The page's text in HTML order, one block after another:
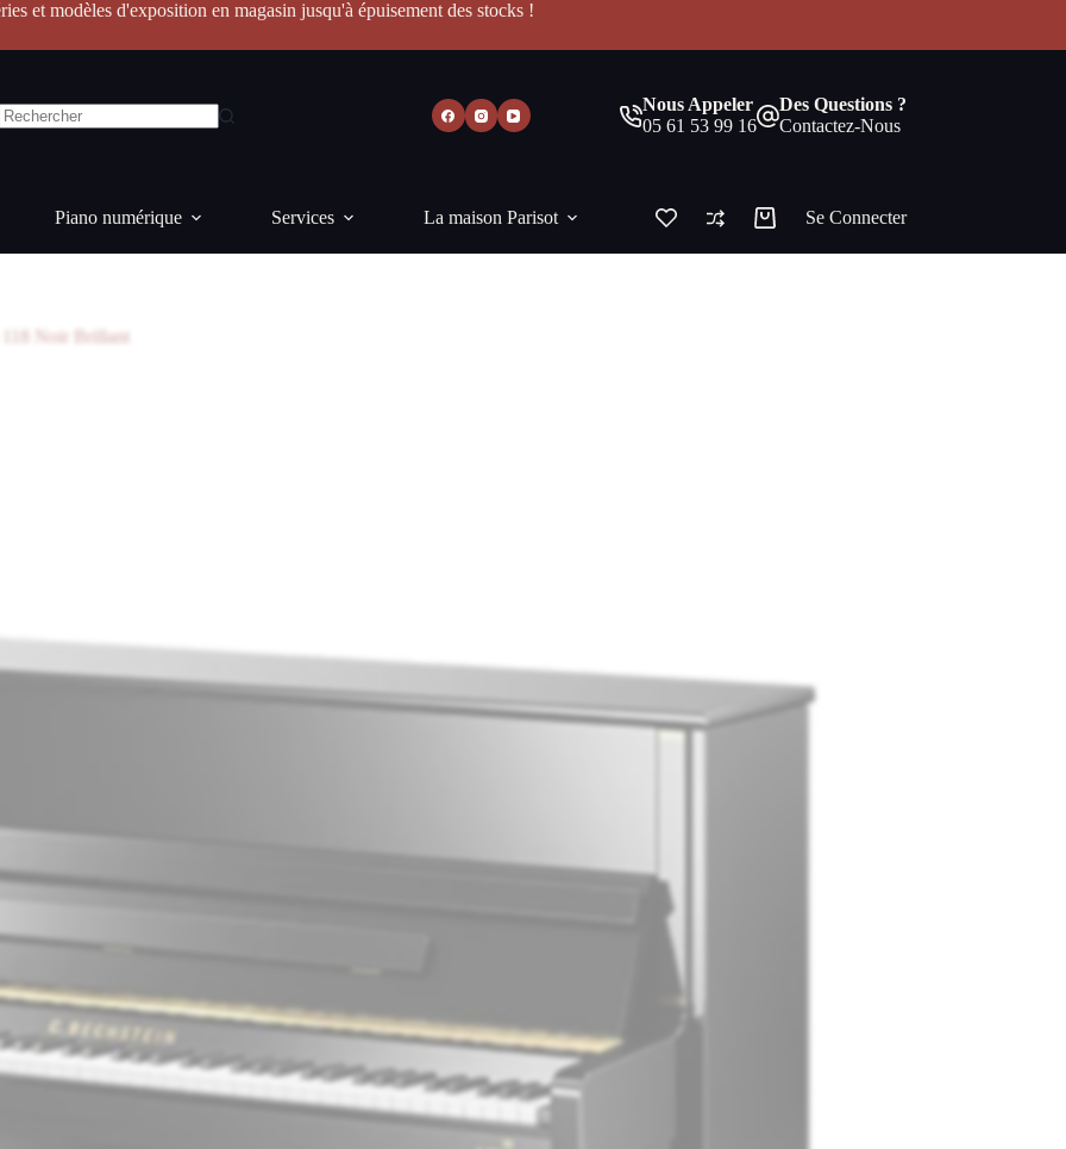
et modèles d'exposition en magasin jusqu'à épuisement des stocks !
Nous Appeler
05 61 53 99 16
Des Questions ?
Contactez-Nous
Piano numérique Services La maison Parisot
Panier
Se Connecter
118 Noir Brillant